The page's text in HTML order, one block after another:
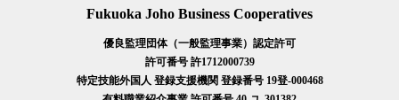
Fukuoka Joho Business Cooperatives
優良監理団体（一般監理事業）認定許可
許可番号 許1712000739
特定技能外国人 登録支援機関 登録番号 19登-000468